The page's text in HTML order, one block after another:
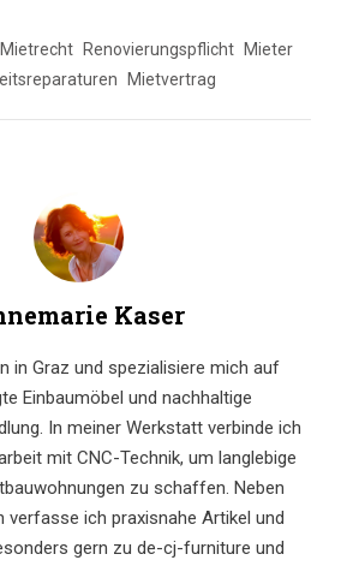
Mietrecht Renovierungspflicht
Mieter
Mietvertrag
Kaser
in Graz und spezialisiere mich auf
Einbaumöbel und nachhaltige
In meiner Werkstatt verbinde ich
mit CNC-Technik, um langlebige
zu schaffen. Neben
verfasse ich praxisnahe Artikel und
gern zu de-cj-furniture und